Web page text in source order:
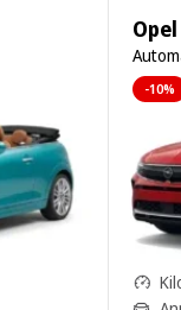
-10%